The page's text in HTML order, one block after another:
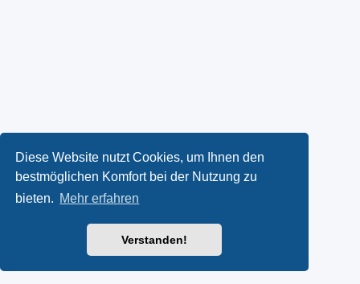
Diese Website nutzt Cookies, um Ihnen den
bestmöglichen Komfort bei der Nutzung zu
bieten. Mehr erfahren
Verstanden!